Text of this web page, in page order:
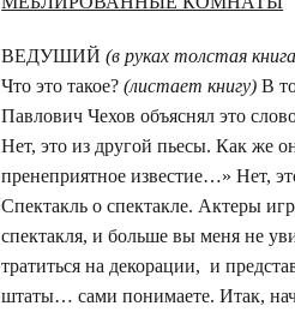
ВЕДУШИЙ(в руках толстая
Что это такое?(листает книгу) В
Павлович Чехов объяснял это
Нет, это из другой пьесы. Как же
пренеприятное известие…» Нет,
Спектакль о спектакле. Актеры
спектакля, и больше вы меня не
тратиться на декорации, и
штаты… сами понимаете. Итак,